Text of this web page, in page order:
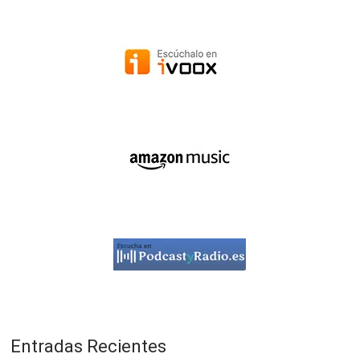
Entradas Recientes